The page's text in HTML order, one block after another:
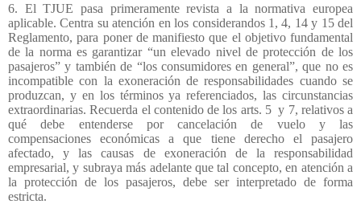
6. El TJUE pasa primeramente revista a la normativa europea
aplicable. Centra su atención en los considerandos 1, 4, 14 y 15 del
Reglamento, para poner de manifiesto que el objetivo fundamental
de la norma es garantizar “un elevado nivel de protección de los
pasajeros” y también de “los consumidores en general”, que no es
incompatible con la exoneración de responsabilidades cuando se
produzcan, y en los términos ya referenciados, las circunstancias
extraordinarias. Recuerda el contenido de los arts. 5 y 7, relativos a
qué debe entenderse por cancelación de vuelo y las
compensaciones económicas a que tiene derecho el pasajero
afectado, y las causas de exoneración de la responsabilidad
empresarial, y subraya más adelante que tal concepto, en atención a
la protección de los pasajeros, debe ser interpretado de forma
estricta.